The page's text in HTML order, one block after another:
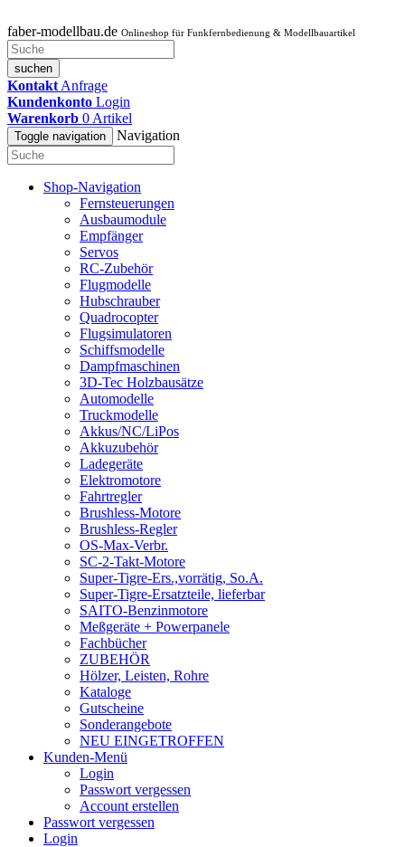
faber-modellbau.de Onlineshop für Funkfernbedienung & Modellbauartikel
suchen
Kontakt Anfrage
Kundenkonto Login
Warenkorb 0 Artikel
Toggle navigation Navigation
Shop-Navigation
Fernsteuerungen
Ausbaumodule
Empfänger
Servos
RC-Zubehör
Flugmodelle
Hubschrauber
Quadrocopter
Flugsimulatoren
Schiffsmodelle
Dampfmaschinen
3D-Tec Holzbausätze
Automodelle
Truckmodelle
Akkus/NC/LiPos
Akkuzubehör
Ladegeräte
Elektromotore
Fahrtregler
Brushless-Motore
Brushless-Regler
OS-Max-Verbr.
SC-2-Takt-Motore
Super-Tigre-Ers.,vorrätig, So.A.
Super-Tigre-Ersatzteile, lieferbar
SAITO-Benzinmotore
Meßgeräte + Powerpanele
Fachbücher
ZUBEHÖR
Hölzer, Leisten, Rohre
Kataloge
Gutscheine
Sonderangebote
NEU EINGETROFFEN
Kunden-Menü
Login
Passwort vergessen
Account erstellen
Passwort vergessen
Login